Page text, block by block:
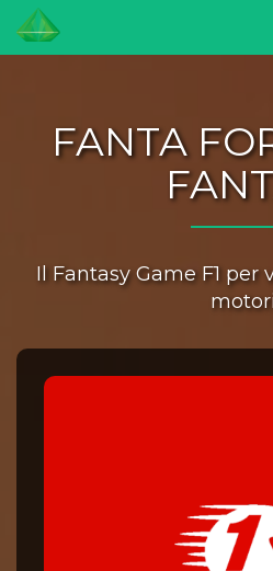
FANTA
Il Fantasy Game F1 per